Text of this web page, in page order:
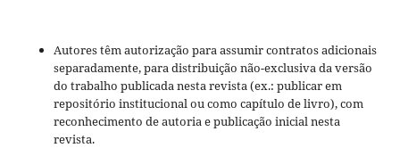
Autores têm autorização para assumir contratos adicionais
separadamente, para distribuição não-exclusiva da versão
do trabalho publicada nesta revista (ex.: publicar em
repositório institucional ou como capítulo de livro), com
reconhecimento de autoria e publicação inicial nesta
revista.